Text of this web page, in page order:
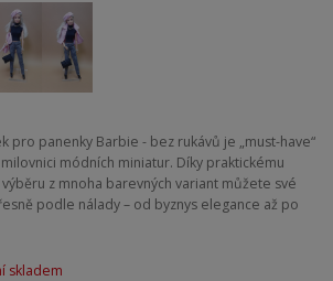
pro panenky Barbie - bez rukávů je „must-have“
módních miniatur. Díky praktickému
z mnoha barevných variant můžete své
podle nálady – od byznys elegance až po
skladem